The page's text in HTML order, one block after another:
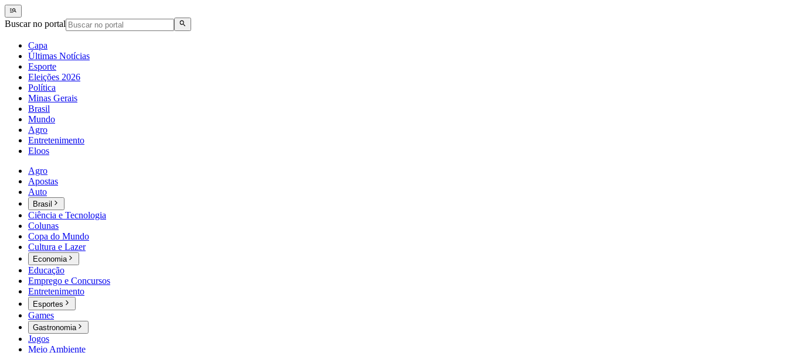
Buscar no portal
Capa
Últimas Notícias
Esporte
Eleições 2026
Política
Minas Gerais
Brasil
Mundo
Agro
Entretenimento
Eloos
Agro
Apostas
Auto
Brasil
Ciência e Tecnologia
Colunas
Copa do Mundo
Cultura e Lazer
Economia
Educação
Emprego e Concursos
Entretenimento
Esportes
Games
Gastronomia
Jogos
Meio Ambiente